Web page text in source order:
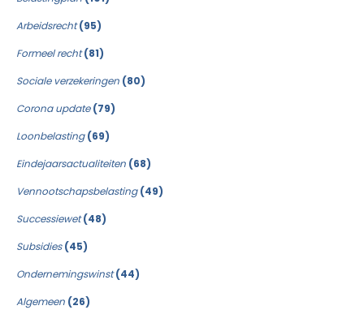
Arbeidsrecht(95)
Formeel recht(81)
Sociale verzekeringen (80)
Corona update(79)
Loonbelasting(69)
Eindejaarsactualiteiten (68)
Vennootschapsbelasting(49)
Successiewet(48)
Subsidies(45)
Ondernemingswinst(44)
Algemeen (26)